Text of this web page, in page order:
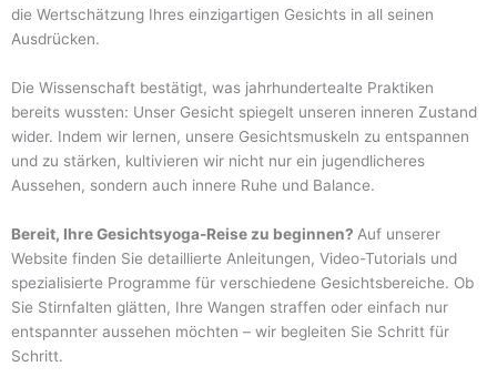
die Wertschätzung Ihres einzigartigen Gesichts in all seinen
Ausdrücken.
Die Wissenschaft bestätigt, was jahrhundertealte Praktiken
bereits wussten: Unser Gesicht spiegelt unseren inneren Zustand
wider. Indem wir lernen, unsere Gesichtsmuskeln zu entspannen
und zu stärken, kultivieren wir nicht nur ein jugendlicheres
Aussehen, sondern auch innere Ruhe und Balance.
Bereit, Ihre Gesichtsyoga-Reise zu beginnen? Auf unserer
Website finden Sie detaillierte Anleitungen, Video-Tutorials und
spezialisierte Programme für verschiedene Gesichtsbereiche. Ob
Sie Stirnfalten glätten, Ihre Wangen straffen oder einfach nur
entspannter aussehen möchten – wir begleiten Sie Schritt für
Schritt.